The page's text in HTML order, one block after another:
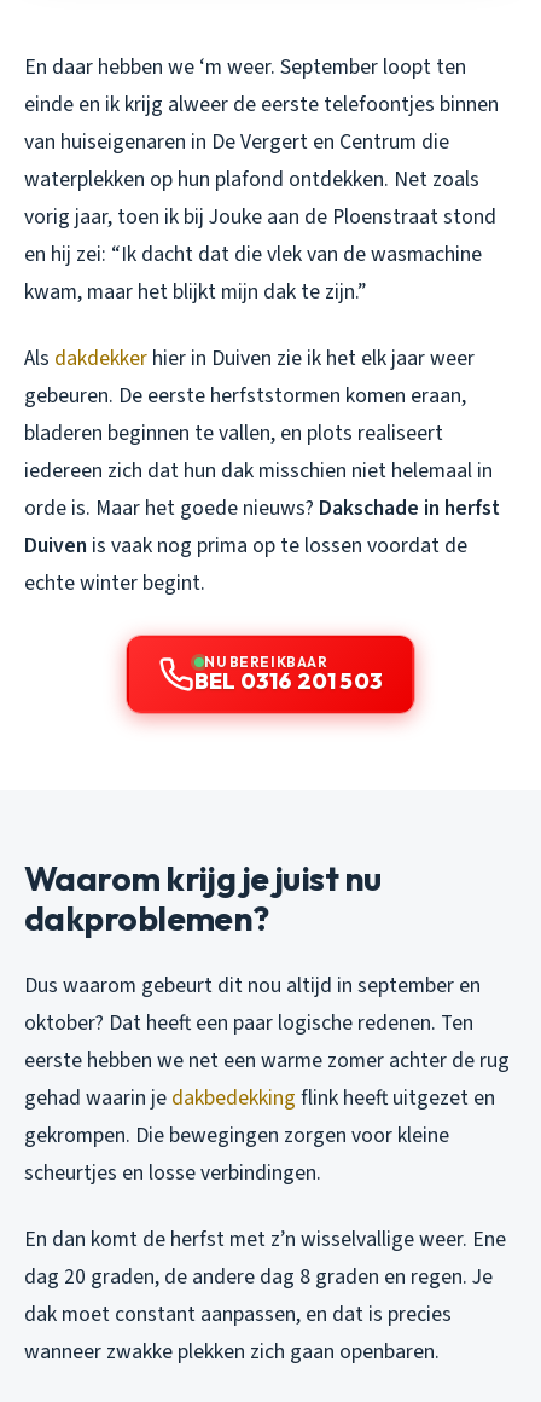
En daar hebben we ‘m weer. September loopt ten
einde en ik krijg alweer de eerste telefoontjes binnen
van huiseigenaren in De Vergert en Centrum die
waterplekken op hun plafond ontdekken. Net zoals
vorig jaar, toen ik bij Jouke aan de Ploenstraat stond
en hij zei: “Ik dacht dat die vlek van de wasmachine
kwam, maar het blijkt mijn dak te zijn.”
Als dakdekker hier in Duiven zie ik het elk jaar weer
gebeuren. De eerste herfststormen komen eraan,
bladeren beginnen te vallen, en plots realiseert
iedereen zich dat hun dak misschien niet helemaal in
orde is. Maar het goede nieuws? Dakschade in herfst
Duiven is vaak nog prima op te lossen voordat de
echte winter begint.
NU BEREIKBAAR
BEL 0316 201 503
Waarom krijg je juist nu
dakproblemen?
Dus waarom gebeurt dit nou altijd in september en
oktober? Dat heeft een paar logische redenen. Ten
eerste hebben we net een warme zomer achter de rug
gehad waarin je dakbedekking flink heeft uitgezet en
gekrompen. Die bewegingen zorgen voor kleine
scheurtjes en losse verbindingen.
En dan komt de herfst met z’n wisselvallige weer. Ene
dag 20 graden, de andere dag 8 graden en regen. Je
dak moet constant aanpassen, en dat is precies
wanneer zwakke plekken zich gaan openbaren.